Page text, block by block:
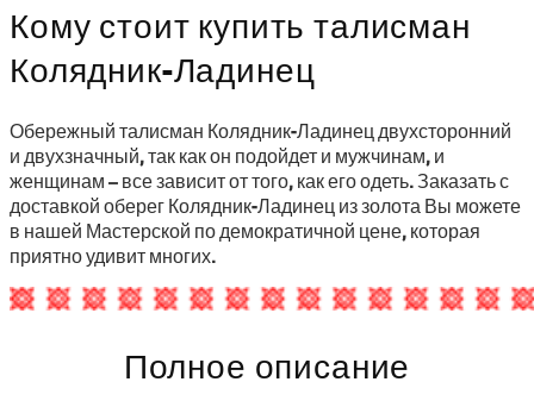
Кому стоит купить талисман
Колядник-Ладинец
Обережный талисман Колядник-Ладинец двухсторонний
и двухзначный, так как он подойдет и мужчинам, и
женщинам – все зависит от того, как его одеть. Заказать с
доставкой оберег Колядник-Ладинец из золота Вы можете
в нашей Мастерской по демократичной цене, которая
приятно удивит многих.
Полное описание